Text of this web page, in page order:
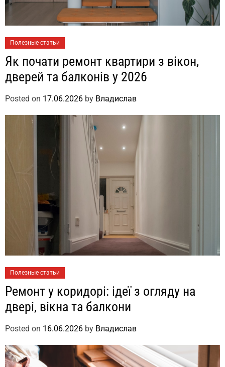
Полезные статьи
Як почати ремонт квартири з вікон,
дверей та балконів у 2026
Posted on 17.06.2026 by Владислав
Полезные статьи
Ремонт у коридорі: ідеї з огляду на
двері, вікна та балкони
Posted on 16.06.2026 by Владислав